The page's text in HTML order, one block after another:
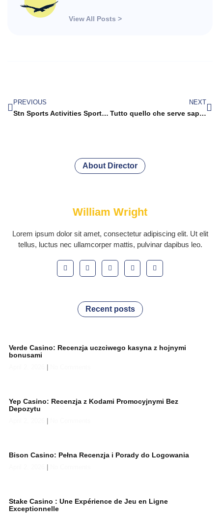
View All Posts >
PREVIOUS
Stn Sports Activities Sportsbook Evaluation 2020 Lines, Bonuses, Odds, Casino, Poker
NEXT
Tutto quello che serve sapere su ice fishing casino: strumenti disponibili in modo intuitivo
About Director
William Wright
Lorem ipsum dolor sit amet, consectetur adipiscing elit. Ut elit
tellus, luctus nec ullamcorper mattis, pulvinar dapibus leo.
Recent posts
Verde Casino: Recenzja uczciwego kasyna z hojnymi
bonusami
Yep Casino: Recenzja z Kodami Promocyjnymi Bez
Depozytu
Bison Casino: Pełna Recenzja i Porady do Logowania
Stake Casino : Une Expérience de Jeu en Ligne
Exceptionnelle